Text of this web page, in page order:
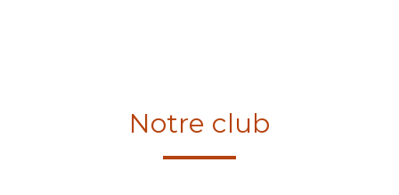
Notre club